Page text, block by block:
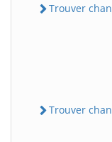
Trouver
Trouver